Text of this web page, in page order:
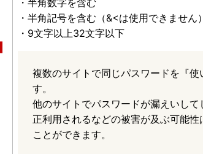
・半角数字を含む
・半角記号を含む（&<は使用できません）
・9文字以上32文字以下
複数のサイトで同じパスワードを『
す。
他のサイトでパスワードが漏えいし
正利用されるなどの被害が及ぶ可能
ことができます。